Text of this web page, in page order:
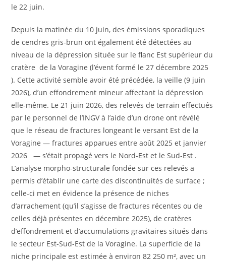
le 22 juin.
Depuis la matinée du 10 juin, des émissions sporadiques
de cendres gris-brun ont également été détectées au
niveau de la dépression située sur le flanc Est supérieur du
cratère de la Voragine (l’évent formé le 27 décembre 2025
). Cette activité semble avoir été précédée, la veille (9 juin
2026), d’un effondrement mineur affectant la dépression
elle-même. Le 21 juin 2026, des relevés de terrain effectués
par le personnel de l’INGV à l’aide d’un drone ont révélé
que le réseau de fractures longeant le versant Est de la
Voragine — fractures apparues entre août 2025 et janvier
2026 — s’était propagé vers le Nord-Est et le Sud-Est .
L’analyse morpho-structurale fondée sur ces relevés a
permis d’établir une carte des discontinuités de surface ;
celle-ci met en évidence la présence de niches
d’arrachement (qu’il s’agisse de fractures récentes ou de
celles déjà présentes en décembre 2025), de cratères
d’effondrement et d’accumulations gravitaires situés dans
le secteur Est-Sud-Est de la Voragine. La superficie de la
niche principale est estimée à environ 82 250 m², avec un